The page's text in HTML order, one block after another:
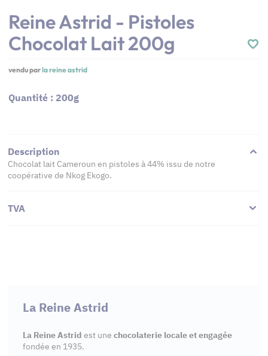
Reine Astrid - Pistoles
Chocolat Lait 200g
vendu parla reine astrid
Quantité : 200g
Description
Chocolat lait Cameroun en pistoles à 44% issu de notre
coopérative de Nkog Ekogo.
TVA
La Reine Astrid
La Reine Astrid est une chocolaterie locale et engagée
fondée en 1935.